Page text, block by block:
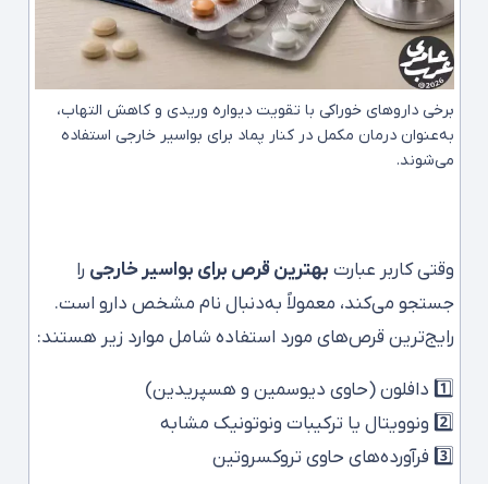
برخی داروهای خوراکی با تقویت دیواره وریدی و کاهش التهاب،
به‌عنوان درمان مکمل در کنار پماد برای بواسیر خارجی استفاده
می‌شوند.
وقتی کاربر عبارت بهترین قرص برای بواسیر خارجی را
جستجو می‌کند، معمولاً به‌دنبال نام مشخص دارو است.
رایج‌ترین قرص‌های مورد استفاده شامل موارد زیر هستند:
1️⃣ دافلون (حاوی دیوسمین و هسپریدین)
2️⃣ ونوویتال یا ترکیبات ونوتونیک مشابه
3️⃣ فرآورده‌های حاوی تروکسروتین